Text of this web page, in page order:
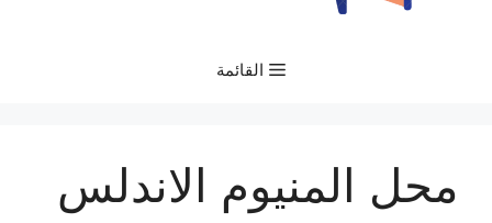
القائمة
محل المنيوم الاندلس